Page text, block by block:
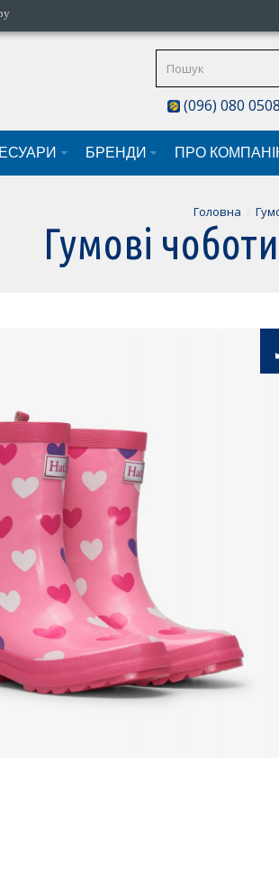
(096) 080 0508
БРЕНДИ ПРО
Головна
Гумові